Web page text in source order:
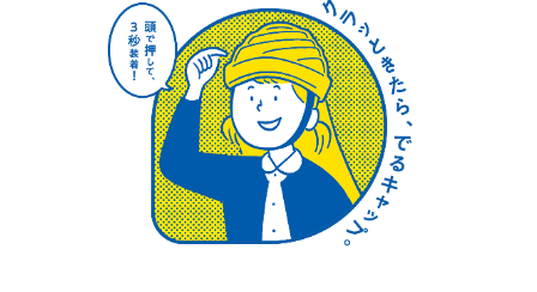
PTAお役立ち情報▼ 先生へ 企業の方へ▼
よくある質問 ログイン